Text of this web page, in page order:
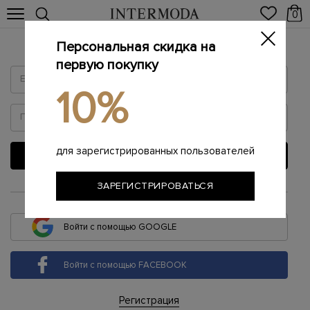
0
Войти
ВОЙТИ
или
Войти с помощью GOOGLE
Войти с помощью FACEBOOK
Регистрация
Персональная скидка на
первую покупку
10%
для зарегистрированных пользователей
ЗАРЕГИСТРИРОВАТЬСЯ